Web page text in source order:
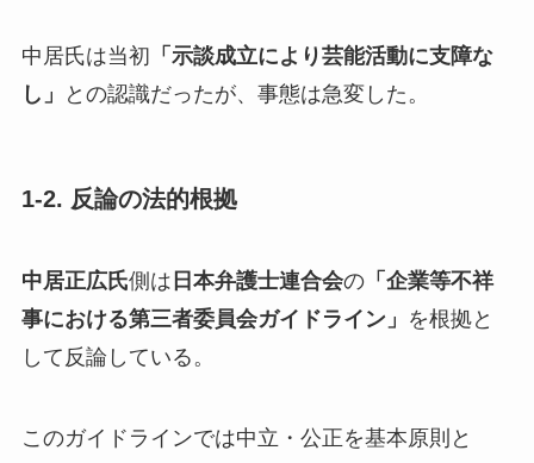
中居氏は当初 「示談成立により芸能活動に支障な
し」
との認識だったが、事態は急変した。
1-2. 反論の法的根拠
中居正広氏側は 日本弁護士連合会の「企業等不祥
事における第三者委員会ガイドライン」 を根拠と
して反論している。
このガイドラインでは中立・公正を基本原則と